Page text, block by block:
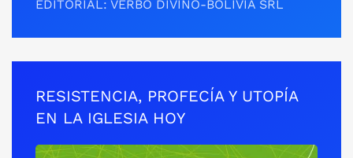
EDITORIAL: VERBO DIVINO-BOLIVIA SRL
RESISTENCIA, PROFECÍA Y UTOPÍA
EN LA IGLESIA HOY